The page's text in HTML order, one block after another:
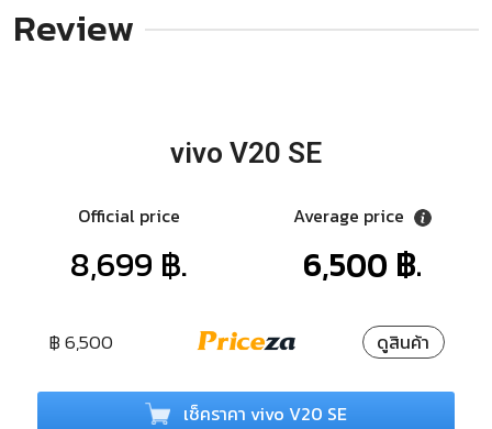
Review
vivo V20 SE
Official price
8,699 ฿.
Average price
6,500 ฿.
฿ 6,500 ดูสินค้า
เช็คราคา vivo V20 SE